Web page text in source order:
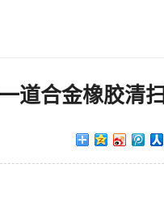
道合金橡胶清扫